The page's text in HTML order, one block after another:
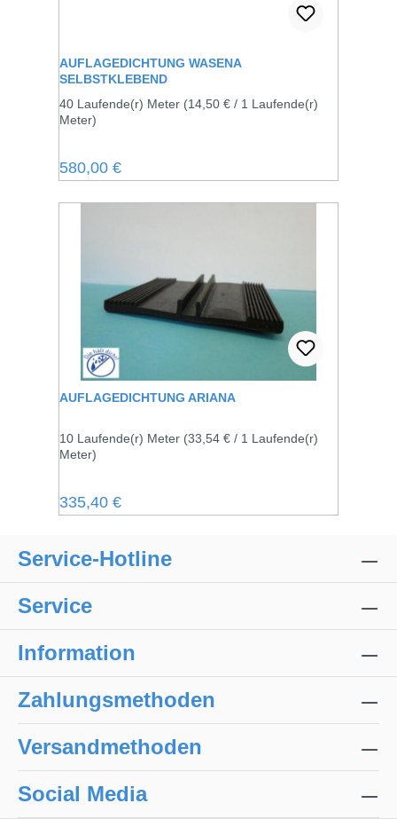
AUFLAGEDICHTUNG WASENA
SELBSTKLEBEND
40 Laufende(r) Meter (14,50 € / 1 Laufende(r)
Meter)
Regulärer Preis:
580,00 €
AUFLAGEDICHTUNG ARIANA
10 Laufende(r) Meter (33,54 € / 1 Laufende(r)
Meter)
Regulärer Preis:
335,40 €
Service-Hotline
Service
Information
Zahlungsmethoden
Versandmethoden
Social Media